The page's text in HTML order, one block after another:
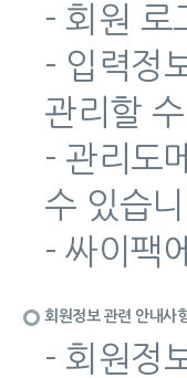
- 회원 로
- 입력정
관리할
- 관리도
수 있습니
- 싸이팩
회원정보 관련 안내사
- 회원정